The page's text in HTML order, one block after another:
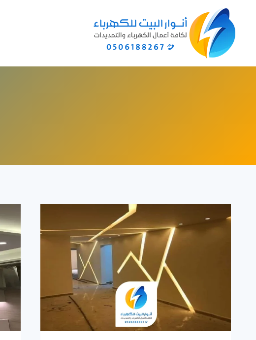
المحتوى